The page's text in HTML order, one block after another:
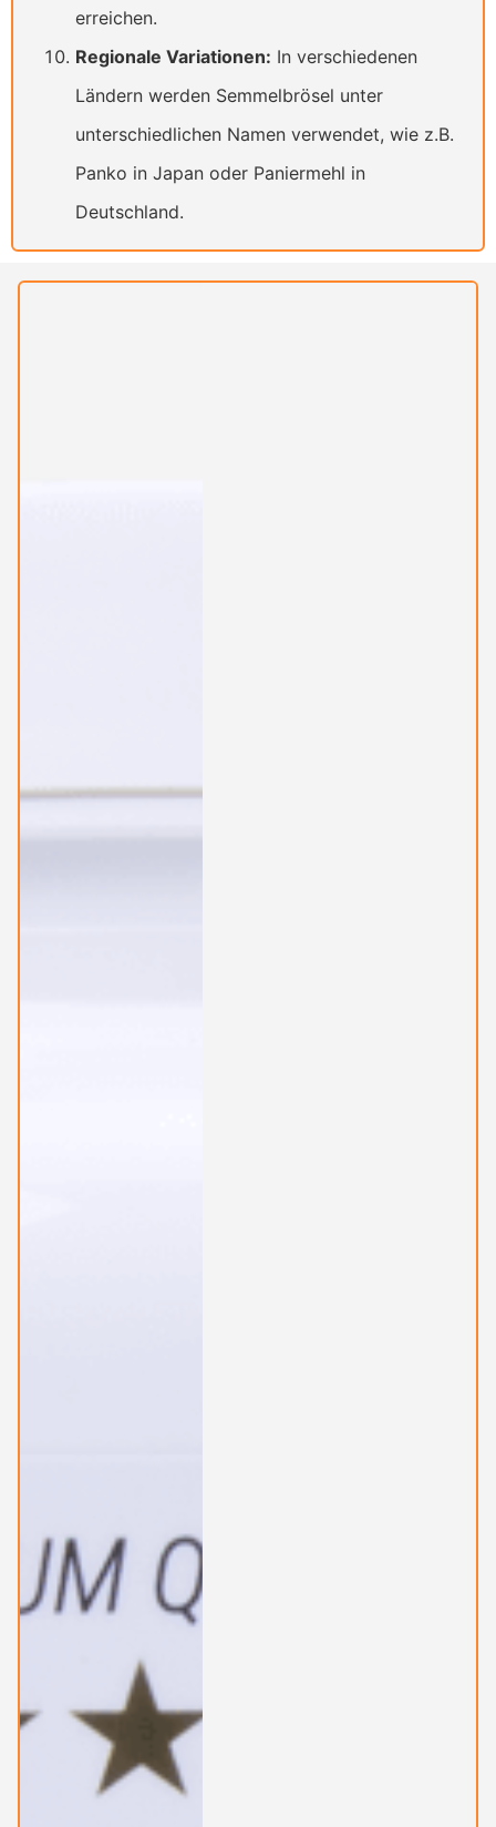
erreichen.
Regionale Variationen: In verschiedenen
Ländern werden Semmelbrösel unter
unterschiedlichen Namen verwendet, wie z.B.
Panko in Japan oder Paniermehl in
Deutschland.